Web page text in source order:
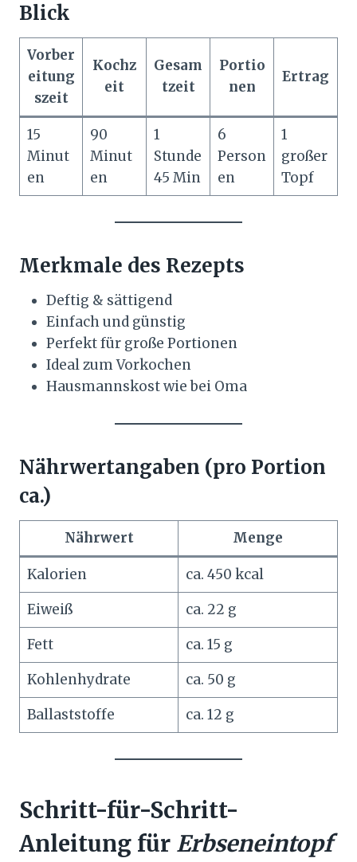
Blick
Vorber
eitung
szeit
Kochz
eit
Gesam
tzeit
Portio
nen
Ertrag
15
Minut
en
90
Minut
en
1
Stunde
45 Min
6
Person
en
1
großer
Topf
Merkmale des Rezepts
Deftig & sättigend
Einfach und günstig
Perfekt für große Portionen
Ideal zum Vorkochen
Hausmannskost wie bei Oma
Nährwertangaben (pro Portion
ca.)
Nährwert Menge
Kalorien
ca. 450 kcal
Eiweiß
ca. 22 g
Fett
ca. 15 g
Kohlenhydrate
ca. 50 g
Ballaststoffe
ca. 12 g
Schritt-für-Schritt-
Anleitung für Erbseneintopf